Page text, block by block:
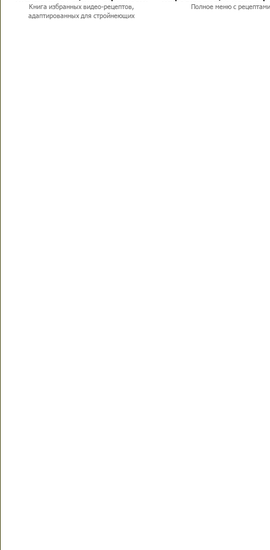
Книга избранных видео-рецептов,
адаптированных для стройнеющих
Полное меню с рецептами